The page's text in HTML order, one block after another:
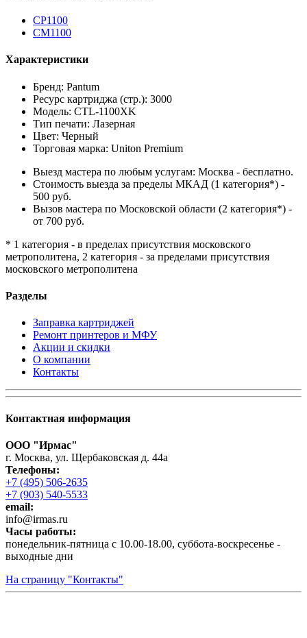
CP1100
CM1100
Характеристики
Бренд: Pantum
Ресурс картриджа (стр.): 3000
Модель: CTL-1100XK
Тип печати: Лазерная
Цвет: Черный
Торговая марка: Uniton Premium
Выезд мастера по любым услугам: Москва - бесплатно.
Стоимость выезда за пределы МКАД (1 категория*) -
500 руб.
Вызов мастера по Московской области (2 категория*) -
от 700 руб.
* 1 категория - в пределах присутствия московского
метрополитена, 2 категория - за пределами присутствия
московского метрополитена
Разделы
Заправка картриджей
Ремонт принтеров и МФУ
Акции и скидки
О компании
Контакты
Контактная информация
ООО "Ирмас"
г. Москва, ул. Щербаковская д. 44а
Телефоны:
+7 (495) 506-2635
+7 (903) 540-5533
email:
infо@irmas.ru
Часы работы:
понедельник-пятница с 10.00-18.00, суббота-воскресенье -
выходные дни
На страницу "Контакты"